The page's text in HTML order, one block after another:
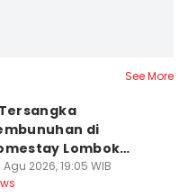
See More
di
Lombok
Dilimpahkan ke
Agu 2026, 19:05 WIB